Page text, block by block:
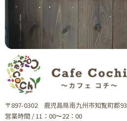
〒897-0302 鹿児島県南九州市知覧町郡93
営業時間 / 11：00〜22：00